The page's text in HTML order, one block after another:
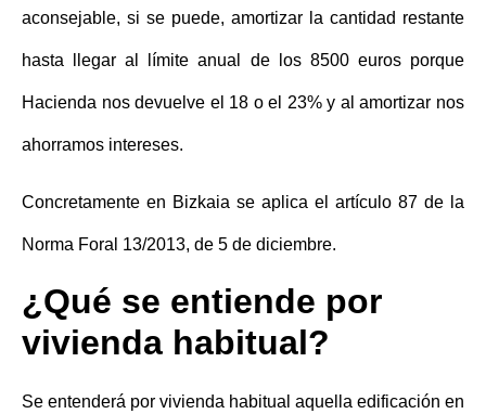
aconsejable, si se puede, amortizar la cantidad restante
hasta llegar al límite anual de los 8500 euros porque
Hacienda nos devuelve el 18 o el 23% y al amortizar nos
ahorramos intereses.
Concretamente en Bizkaia se aplica el artículo 87 de la
Norma Foral 13/2013, de 5 de diciembre.
¿Qué se entiende por
vivienda habitual?
Se entenderá por vivienda habitual aquella edificación en